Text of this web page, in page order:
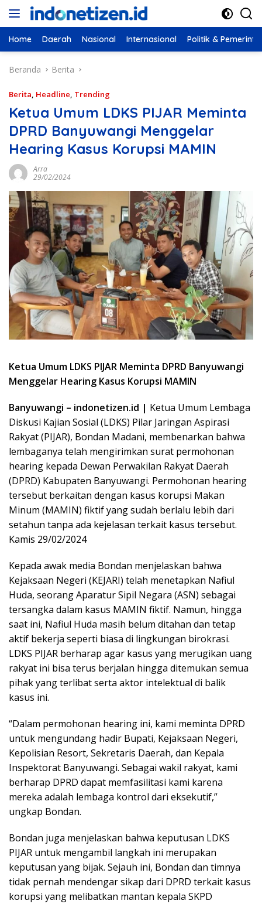
Langsung
Home Daerah Nasional Internasional Politik &
Beranda Berita
Berita, Headline, Trending
Ketua Umum LDKS PIJAR Meminta
DPRD Banyuwangi Menggelar
Hearing Kasus Korupsi MAMIN
Arra
29/02/2024
Ketua Umum LDKS PIJAR Meminta DPRD Banyuwangi
Menggelar Hearing Kasus Korupsi MAMIN
Banyuwangi – indonetizen.id | Ketua Umum Lembaga
Diskusi Kajian Sosial (LDKS) Pilar Jaringan Aspirasi
Rakyat (PIJAR), Bondan Madani, membenarkan bahwa
lembaganya telah mengirimkan surat permohonan
hearing kepada Dewan Perwakilan Rakyat Daerah
(DPRD) Kabupaten Banyuwangi. Permohonan hearing
tersebut berkaitan dengan kasus korupsi Makan
Minum (MAMIN) fiktif yang sudah berlalu lebih dari
setahun tanpa ada kejelasan terkait kasus tersebut.
Kamis 29/02/2024
Kepada awak media Bondan menjelaskan bahwa
Kejaksaan Negeri (KEJARI) telah menetapkan Nafiul
Huda, seorang Aparatur Sipil Negara (ASN) sebagai
tersangka dalam kasus MAMIN fiktif. Namun, hingga
saat ini, Nafiul Huda masih belum ditahan dan tetap
aktif bekerja seperti biasa di lingkungan birokrasi.
LDKS PIJAR berharap agar kasus yang merugikan uang
rakyat ini bisa terus berjalan hingga ditemukan semua
pihak yang terlibat serta aktor intelektual di balik
kasus ini.
“Dalam permohonan hearing ini, kami meminta DPRD
untuk mengundang hadir Bupati, Kejaksaan Negeri,
Kepolisian Resort, Sekretaris Daerah, dan Kepala
Inspektorat Banyuwangi. Sebagai wakil rakyat, kami
berharap DPRD dapat memfasilitasi kami karena
mereka adalah lembaga kontrol dari eksekutif,”
ungkap Bondan.
Bondan juga menjelaskan bahwa keputusan LDKS
PIJAR untuk mengambil langkah ini merupakan
keputusan yang bijak. Sejauh ini, Bondan dan timnya
tidak pernah mendengar sikap dari DPRD terkait kasus
korupsi yang melibatkan mantan kepala SKPD